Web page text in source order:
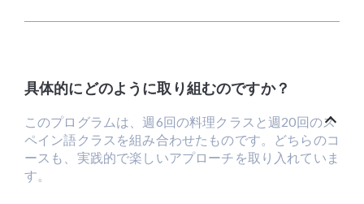
具体的にどのように取り組むのですか？
このプログラムは、週6回の料理クラスと週20回のス
ペイン語クラスを組み合わせたものです。どちらのコ
ースも、実践的で楽しいアプローチを取り入れていま
す。